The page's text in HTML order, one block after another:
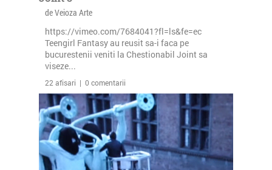
de Veioza Arte
https://vimeo.com/7684041?fl=ls&fe=ec
Teengirl Fantasy au reusit sa-i faca pe
bucurestenii veniti la Chestionabil Joint sa
viseze...
22 afisari | 0 comentarii